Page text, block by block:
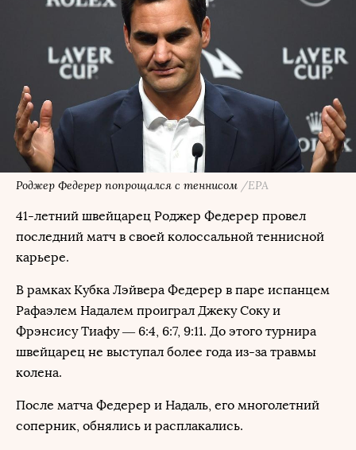
Роджер Федерер попрощался с теннисом /ЕРА
41-летний швейцарец Роджер Федерер провел
последний матч в своей колоссальной теннисной
карьере.
В рамках Кубка Лэйвера Федерер в паре испанцем
Рафаэлем Надалем проиграл Джеку Соку и
Фрэнсису Тиафу — 6:4, 6:7, 9:11. До этого турнира
швейцарец не выступал более года из-за травмы
колена.
После матча Федерер и Надаль, его многолетний
соперник, обнялись и расплакались.